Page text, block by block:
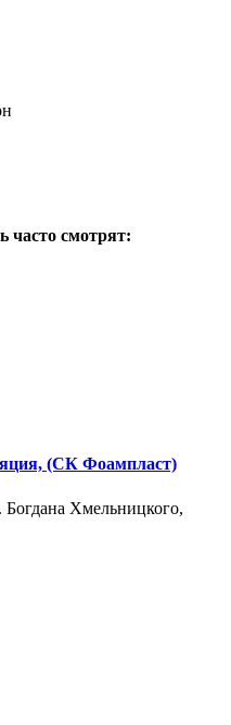
часто смотрят:
(СК Фоампласт)
Хмельницкого,